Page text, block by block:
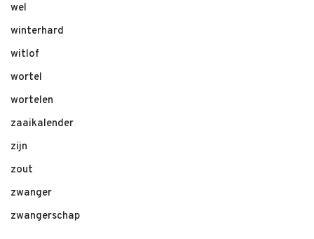
wel
winterhard
witlof
wortel
wortelen
zaaikalender
zijn
zout
zwanger
zwangerschap